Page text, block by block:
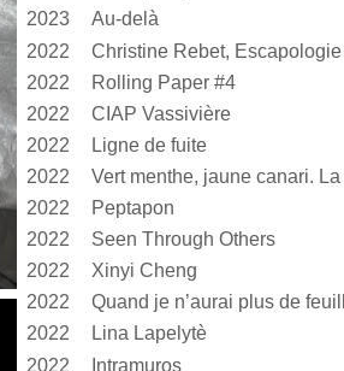
2023
Au-delà
2022
Christine Rebet, Escapologie
2022 Rolling Paper #4
2022
CIAP Vassivière
2022
Ligne de fuite
2022
2022
Peptapon
2022
Seen Through Others
2022
Xinyi Cheng
2022
2022
Lina Lapelytè
2022
Intramuros